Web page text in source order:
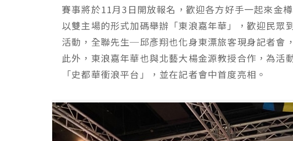
賽事將於11月3日開放報名，歡迎各方好手一起來金
以雙主場的形式加碼舉辦「東浪嘉年華」，歡迎民眾
活動，全聯先生─邱彥翔也化身東漂旅客現身記者會
此外，東浪嘉年華也與北藝大楊金源教授合作，為活
「史都華衝浪平台」，並在記者會中首度亮相。